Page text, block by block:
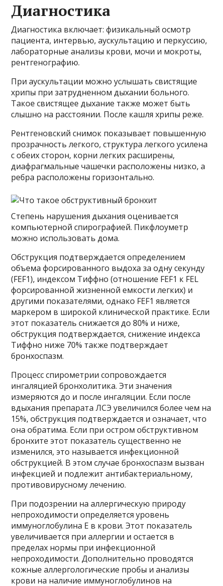
Диагностика
Диагностика включает: физикальный осмотр
пациента, интервью, аускультацию и перкуссию,
лабораторные анализы крови, мочи и мокроты,
рентгенографию.
При аускультации можно услышать свистящие
хрипы при затрудненном дыхании больного.
Такое свистящее дыхание также может быть
слышно на расстоянии. После кашля хрипы реже.
Рентгеновский снимок показывает повышенную
прозрачность легкого, структура легкого усилена
с обеих сторон, корни легких расширены,
диафрагмальные чашечки расположены низко, а
ребра расположены горизонтально.
Степень нарушения дыхания оценивается
компьютерной спирографией. Пикфлоуметр
можно использовать дома.
Обструкция подтверждается определением
объема форсированного выдоха за одну секунду
(FEF1), индексом Тиффно (отношение FEF1 к FEL
форсированной жизненной емкости легких) и
другими показателями, однако FEF1 является
маркером в широкой клинической практике. Если
этот показатель снижается до 80% и ниже,
обструкция подтверждается, снижение индекса
Тиффно ниже 70% также подтверждает
бронхоспазм.
Процесс спирометрии сопровождается
ингаляцией бронхолитика. Эти значения
измеряются до и после ингаляции. Если после
вдыхания препарата ЛСЭ увеличился более чем на
15%, обструкция подтверждается и означает, что
она обратима. Если при остром обструктивном
бронхите этот показатель существенно не
изменился, это называется инфекционной
обструкцией. В этом случае бронхоспазм вызван
инфекцией и подлежит антибактериальному,
противовирусному лечению.
При подозрении на аллергическую природу
непроходимости определяется уровень
иммуноглобулина Е в крови. Этот показатель
увеличивается при аллергии и остается в
пределах нормы при инфекционной
непроходимости. Дополнительно проводятся
кожные аллергологические пробы и анализы
крови на наличие иммуноглобулинов на